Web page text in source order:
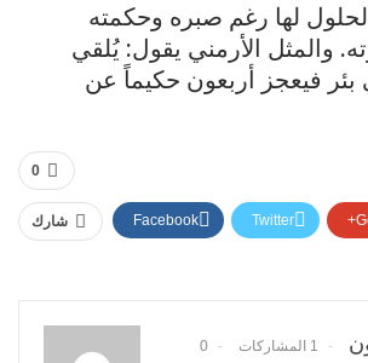
لها رغم صبره وحكمته
والمثل الأرمني يقول: يُلقي
فيعجز أربعون حكيماً عن
0
شارك Facebook Twitter
1 المشاركات 0